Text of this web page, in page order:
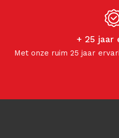
+ 25 jaar
Met onze ruim 25 jaar